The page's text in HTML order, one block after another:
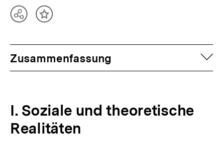
TeilenInhalt
Zusammenfassung
I. Soziale und theoretische
Realitäten